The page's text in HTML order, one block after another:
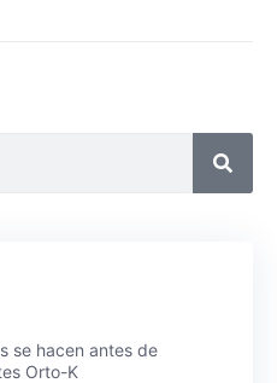
se hacen antes de
Orto-K